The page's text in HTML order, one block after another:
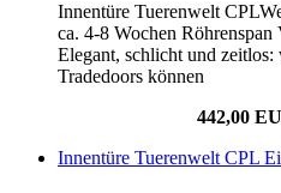
Innentüre Tuerenwelt
ca. 4-8 Wochen
Elegant, schlicht und
Tradedoors können
442,00
Innentüre Tuerenwelt CPL